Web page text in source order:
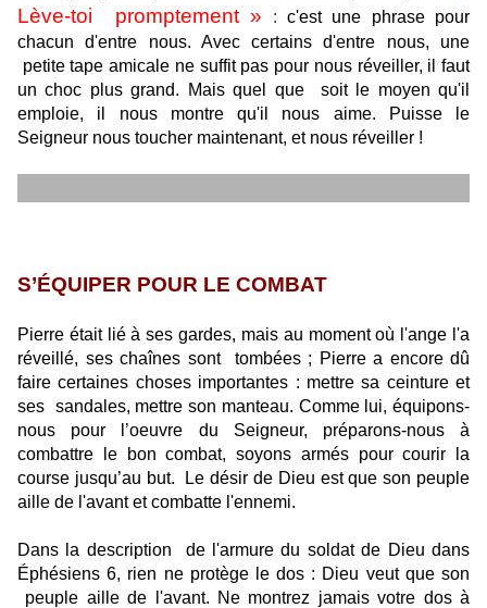
Lève-toi
promptement » : c'est une phrase pour
chacun d'entre nous. Avec certains d'entre nous, une
petite tape amicale ne suffit pas pour nous réveiller, il faut
un choc plus grand. Mais quel que
soit le moyen qu'il
emploie, il nous montre qu'il nous aime. Puisse le
Seigneur nous toucher maintenant, et nous réveiller !
S’ÉQUIPER POUR LE COMBAT
Pierre était lié à ses gardes, mais au moment où l'ange l'a
réveillé, ses chaînes sont
tombées ; Pierre a encore dû
faire certaines choses importantes : mettre sa ceinture et
ses sandales, mettre son manteau. Comme lui, équipons-
nous pour l’oeuvre du Seigneur, préparons-nous à
combattre le bon combat, soyons armés pour courir la
course jusqu’au but.
Le désir de Dieu est que son peuple
aille de l'avant et combatte l'ennemi.
Dans la description
de l'armure du soldat de Dieu dans
Éphésiens 6, rien ne protège le dos : Dieu veut que son
peuple aille de l'avant. Ne montrez jamais votre dos à